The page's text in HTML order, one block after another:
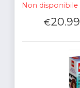
Non disponibile
€20.99